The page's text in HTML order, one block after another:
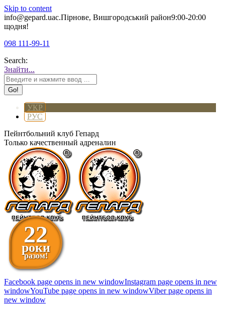
Skip to content
info@gepard.uaс.Пірнове, Вишгородський район9:00-20:00
щодня!
098 111-99-11
Search:
Знайти...
УКР
РУС
Пейнтбольний клуб Гепард
Только качественный адреналин
22
роки
разом!
Facebook page opens in new windowInstagram page opens in new
windowYouTube page opens in new windowViber page opens in
new window